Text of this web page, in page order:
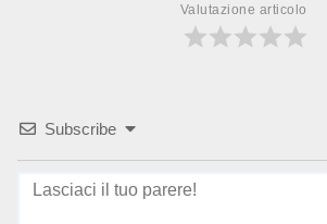
Valutazione articolo
Subscribe